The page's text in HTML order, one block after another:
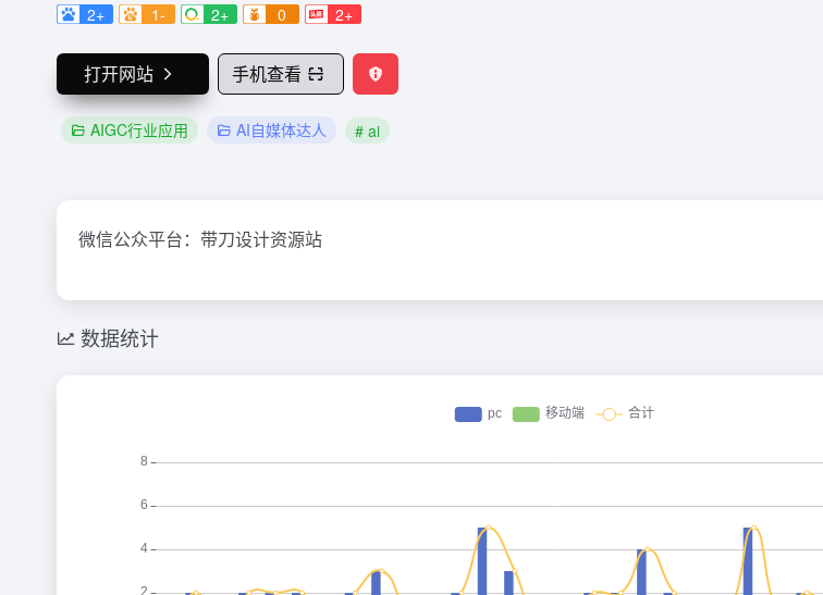
2+
1- 2+ 0 2+
打开网站 手机查看
AIGC行业应用 AI自媒体达人 # ai
微信公众平台：带刀设计资源站
数据统计